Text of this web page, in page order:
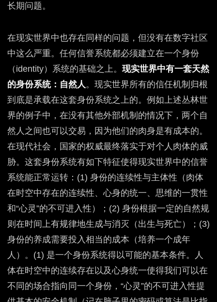
长期问题。
在现实世界中也存在同样的问题，但没有在数字社区
中这么严重。任何信誉系统都必须建立在一个身份
（identity）系统的基础之上。 现实世界中有一套天然
的身份系统：自然人。现实世界所有的信任机制归根
到底是承载在这套身份系统之上的。例如上述丛林世
界的例子中，在没有其他外部机制的情况下，两个自
然人之间也可以交易，因为他们的肉身是有成本的。
在现代社会，国家的权威最终落实于对个人肉体的威
胁。这套身份系统有如下特征使得现实世界中的信誉
系统能正常运转：(1) 身份的连续性与主体性（肉体
在时空中存在的连续性、心身的统一、思维的一贯性
和“心灵”的不可进入性）；(2) 身份根据一定的自然规
则在时间上有规律地生成与消灭（出生与死亡）；(3)
身份的养成需要投入相当的成本（培养一个成年
人）。(1) 是一个身份系统得以可能的基本条件。人
体在时空中的连续存在以及心身统一使得我们可以在
不同的场合指向同一个身份，“心灵”的不可进入性提